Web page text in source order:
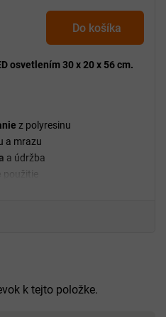
Do košíka
osvetlením 30 x 20 x 56 cm.
z polyresinu
a mrazu
a údržba
použitie
k tejto položke.